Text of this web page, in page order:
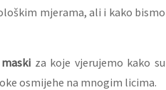
mjerama, ali i kako bismo
za koje vjerujemo kako su
osmijehe na mnogim licima.